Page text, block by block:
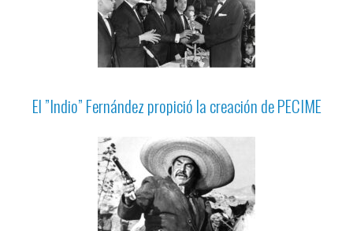
El ”Indio” Fernández propició la creación de PECIME